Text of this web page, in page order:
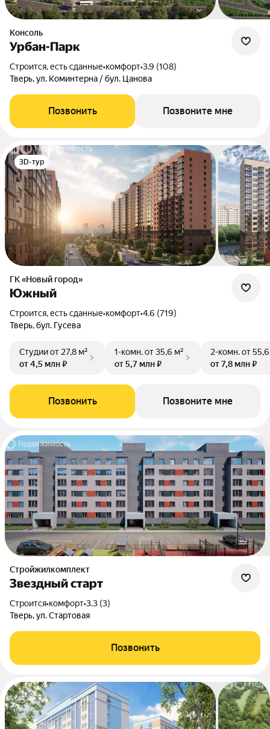
Консоль
Урбан-Парк
Строится, есть сданные•комфорт•3.9 (108)
Тверь, ул. Коминтерна / бул. Цанова
Позвонить Позвоните мне
3D-тур
ГК «Новый город»
Южный
Строится, есть сданные•комфорт•4.6 (719)
Тверь, бул. Гусева
Студииот 27,8 м²
от 4,5 млн ₽
1-комн.от 35,6 м²
от 5,7 млн ₽
2-комн.от
от 7,8 млн ₽
Позвонить Позвоните мне
Стройжилкомплект
Звездный старт
Строится•комфорт•3.3 (3)
Тверь, ул. Стартовая
Позвонить